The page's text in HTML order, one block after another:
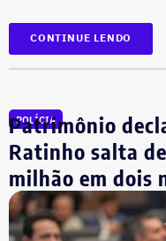
Patrimônio 3,5
anos
Entre as duas
no patrimônio de
valores relacionados a
empresariais.
Em 2020, esses ativos
CONTINUE LENDO
POLÍCIA
Patrimônio
Ratinho salta
milhão em dois